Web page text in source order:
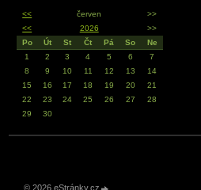
<< červen
>>
<<
2026
>>
Po
Út St Čt Pá So
Ne
1
2 3 4 5 6
7
8
9 10 11 12 13
14
15
16 17 18 19 20
21
22
23 24 25 26 27
28
29
30
© 2026 eStránky.cz